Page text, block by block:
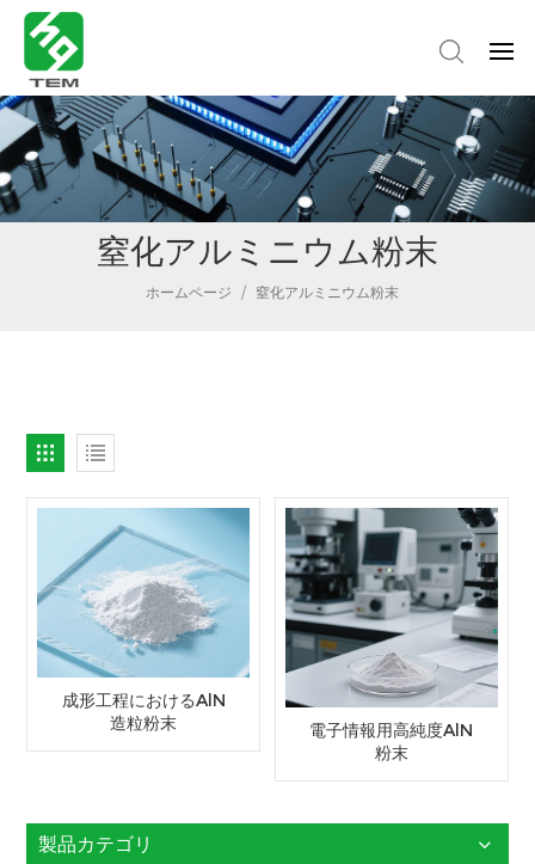
窒化アルミニウム粉末
ホームページ / 窒化アルミニウム粉末
成形工程におけるAlN
造粒粉末
電子情報用高純度AlN
粉末
製品カテゴリ